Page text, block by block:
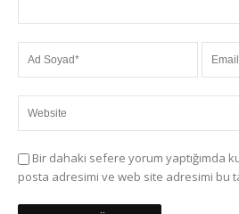
Bir dahaki sefere yorum yaptığımda
posta adresimi ve web site adresimi bu